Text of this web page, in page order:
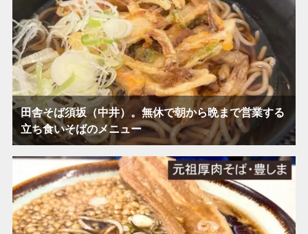
田舎そば須坂（中井）。無休で朝から晩まで営業する
立ち食いそばのメニュー